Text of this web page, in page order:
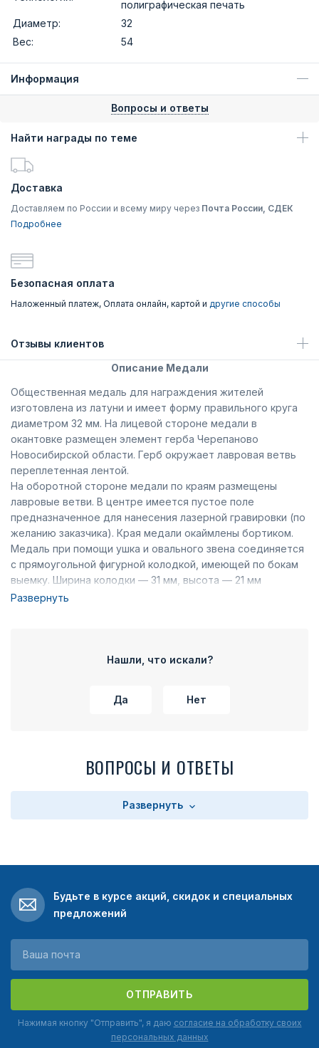
полиграфическая печать
Диаметр:
32
Вес:
54
Информация
Вопросы и ответы
Найти награды по теме
Доставка
Доставляем по России и всему миру через Почта России, СДЕК
Подробнее
Безопасная оплата
Наложенный платеж, Оплата онлайн, картой и другие способы
Отзывы клиентов
Описание Медали
Общественная медаль для награждения жителей
изготовлена из латуни и имеет форму правильного круга
диаметром 32 мм. На лицевой стороне медали в
окантовке размещен элемент герба Черепаново
Новосибирской области. Герб окружает лавровая ветвь
переплетенная лентой.
На оборотной стороне медали по краям размещены
лавровые ветви. В центре имеется пустое поле
предназначенное для нанесения лазерной гравировки (по
желанию заказчика). Края медали окаймлены бортиком.
Медаль при помощи ушка и овального звена соединяется
с прямоугольной фигурной колодкой, имеющей по бокам
выемку. Ширина колодки — 31 мм, высота — 21 мм
(включая нижний выступ). Вдоль основания колодки
текстом. Текст зависит от выбора заказчика. Колодка
Развернуть
Нашли, что искали?
Да Нет
ВОПРОСЫ И ОТВЕТЫ
Развернуть
Будьте в курсе акций, скидок и специальных
предложений
ОТПРАВИТЬ
Нажимая кнопку "Отправить", я даю согласие на обработку своих
персональных данных